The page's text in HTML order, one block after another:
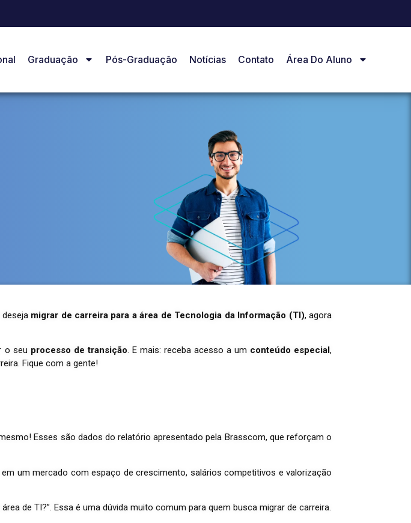
Graduação Pós-Graduação Notícias Contato Área Do Aluno
migrar de carreira para a área de Tecnologia da Informação (TI), agora
o seu processo de transição. E mais: receba acesso a um conteúdo especial,
Fique com a gente!
Esses são dados do relatório apresentado pela Brasscom, que reforçam o
em um mercado com espaço de crescimento, salários competitivos e valorização
de TI?”. Essa é uma dúvida muito comum para quem busca migrar de carreira.